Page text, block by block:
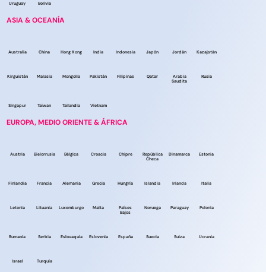
Uruguay Bolivia
ASIA & OCEANÍA
Australia China Hong Kong India Indonesia Japón Jordán Kazajstán
Kirguistán Malasia Mongolia Pakistán Filipinas Qatar
Arabia
Saudita
Rusia
Singapur Taiwan Tailandia Vietnam
EUROPA, MEDIO ORIENTE & ÁFRICA
Austria Bielorrusia Bélgica Croacia Chipre
República
Checa
Dinamarca Estonia
Finlandia Francia Alemania Grecia Hungría Islandia Irlanda Italia
Letonia Lituania Luxemburgo Malta
Países
Bajos
Noruega Paraguay Polonia
Rumania Serbia Eslovaquia Eslovenia España Suecia Suiza Ucrania
Israel Turquía